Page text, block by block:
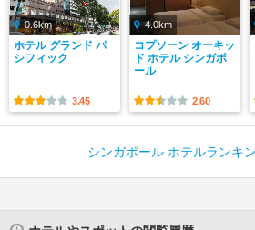
0.6km
ホテル グランド パ
シフィック
3.45
4.0km
コプソーン オーキッ
ド ホテル シンガポ
ール
2.60
シンガポール ホテルランキ